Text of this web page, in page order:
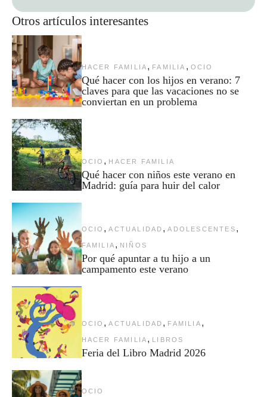
Otros artículos interesantes
HACER FAMILIA , FAMILIA , OCIO
Qué hacer con los hijos en verano: 7
claves para que las vacaciones no se
conviertan en un problema
OCIO , HACER FAMILIA
Qué hacer con niños este verano en
Madrid: guía para huir del calor
OCIO , ACTUALIDAD , ADOLESCENTES ,
FAMILIA , NIÑOS
Por qué apuntar a tu hijo a un
campamento este verano
OCIO , ACTUALIDAD , FAMILIA ,
HACER FAMILIA , LIBROS
Feria del Libro Madrid 2026
OCIO